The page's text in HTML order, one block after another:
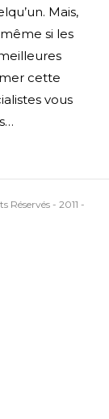
Mais,
si les
cette
vous
Réservés - 2011 -